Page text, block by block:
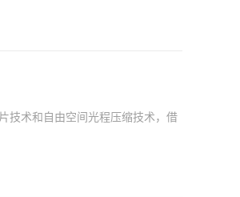
技术和自由空间光程压缩技术，借